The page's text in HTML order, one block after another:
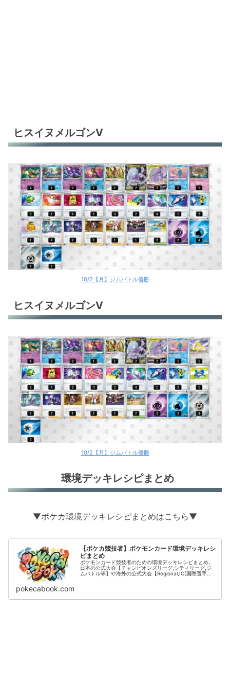
ヒスイヌメルゴンV
10/2【月】ジムバトル優勝
ヒスイヌメルゴンV
10/2【月】ジムバトル優勝
環境デッキレシピまとめ
▼ポケカ環境デッキレシピまとめはこちら▼
【ポケカ競技者】ポケモンカード環境デッキレシ
ピまとめ
ポケモンカード競技者のための環境デッキレシピまとめ。
日本の公式大会【チャンピオンズリーグ,シティリーグ,ジ
ムバトル等】や海外の公式大会【Regional,IC(国際選手
pokecabook.com